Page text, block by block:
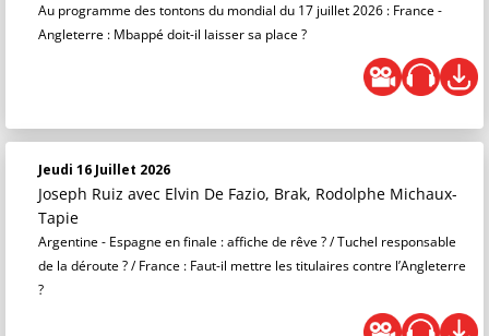
Au programme des tontons du mondial du 17 juillet 2026 : France -
Angleterre : Mbappé doit-il laisser sa place ?
Jeudi 16 Juillet 2026
Joseph Ruiz avec Elvin De Fazio, Brak, Rodolphe Michaux-
Tapie
Argentine - Espagne en finale : affiche de rêve ? / Tuchel responsable
de la déroute ? / France : Faut-il mettre les titulaires contre l’Angleterre
?